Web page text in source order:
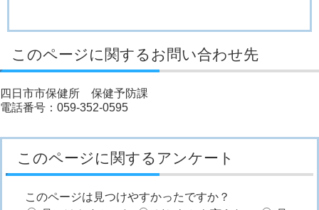
このページに関するお問い合わせ先
四日市市保健所 保健予防課
電話番号：059-352-0595
このページに関するアンケート
このページは見つけやすかったですか？